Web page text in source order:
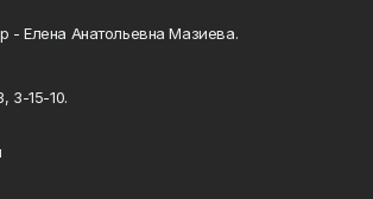
- Елена Анатольевна Мазиева.
3-15-10.